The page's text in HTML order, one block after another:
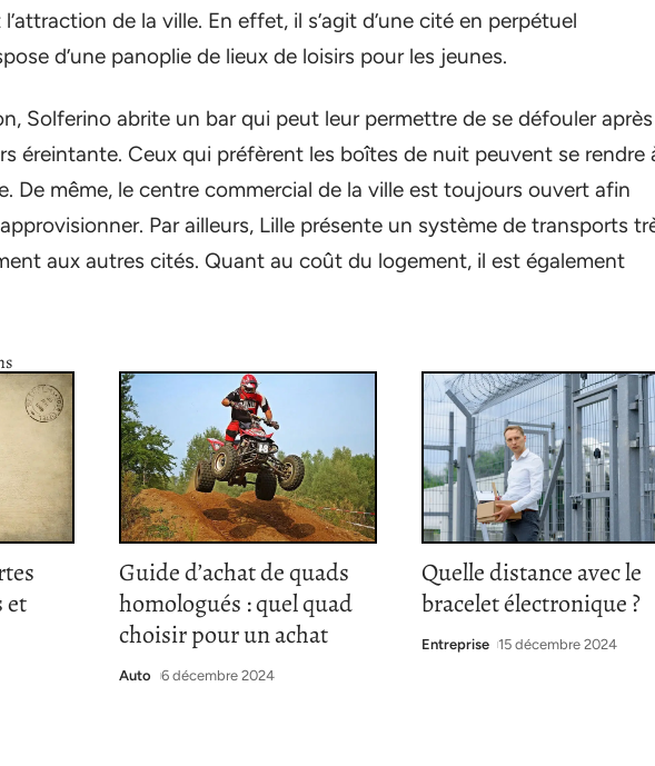
de la ville. En effet, il s’agit d’une cité en perpétuel
d’une panoplie de lieux de loisirs pour les jeunes.
Solferino abrite un bar qui peut leur permettre de se défouler après
éreintante. Ceux qui préfèrent les boîtes de nuit peuvent se rendre
De même, le centre commercial de la ville est toujours ouvert afin
Par ailleurs, Lille présente un système de transports
aux autres cités. Quant au coût du logement, il est également
et
Guide d’achat de quads
homologués : quel quad
choisir pour un achat
Auto 6 décembre 2024
Quelle distance avec le
bracelet électronique ?
Entreprise 15 décembre 2024